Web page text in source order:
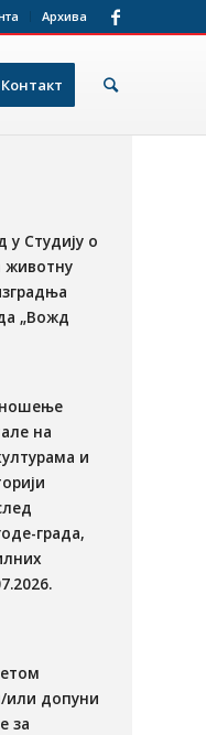
Архива
Контакт
Студију о
животну
„Вожд
на
и
града,
допуни
за